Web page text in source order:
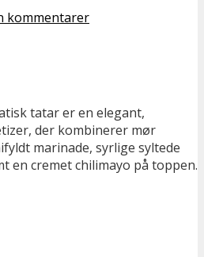
kommentarer
tatar er en elegant,
der kombinerer mør
marinade, syrlige syltede
en cremet chilimayo på toppen.